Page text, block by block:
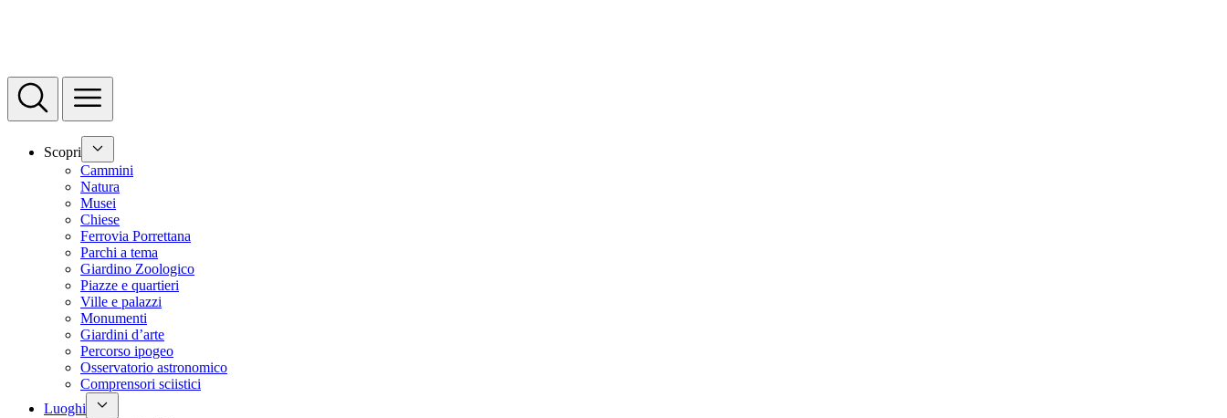
Scopri
Cammini
Natura
Musei
Chiese
Ferrovia Porrettana
Parchi a tema
Giardino Zoologico
Piazze e quartieri
Ville e palazzi
Monumenti
Giardini d’arte
Percorso ipogeo
Osservatorio astronomico
Comprensori sciistici
Luoghi